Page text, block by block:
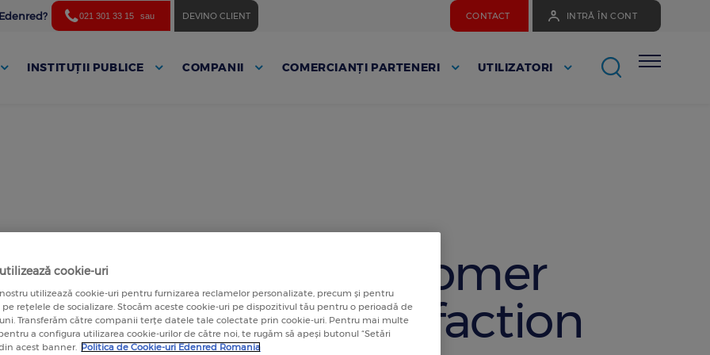
021 301 33 15 sau DEVINO CLIENT CONTACT INTRĂ ÎN CONT
INSTITUȚII PUBLICE COMPANII COMERCIANȚI PARTENERI UTILIZATORI
customer
satisfaction
cookie-uri
utilizează cookie-uri pentru furnizarea reclamelor personalizate, precum și pentru
rețelele de socializare. Stocăm aceste cookie-uri pe dispozitivul tău pentru o perioadă de
Transferăm către companii terțe datele tale colectate prin cookie-uri. Pentru mai multe
a configura utilizarea cookie-urilor de către noi, te rugăm să apeși butonul “Setări
acest banner. Politica de Cookie-uri Edenred Romania